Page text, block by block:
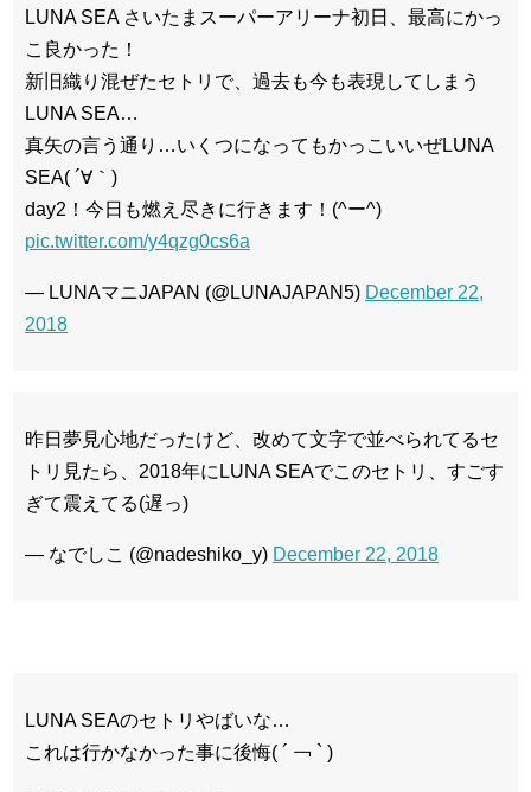
LUNA SEA さいたまスーパーアリーナ初日、最高にかっ
こ良かった！
新旧織り混ぜたセトリで、過去も今も表現してしまう
LUNA SEA…
真矢の言う通り…いくつになってもかっこいいぜLUNA
SEA( ´∀｀)
day2！今日も燃え尽きに行きます！(^ー^)
pic.twitter.com/y4qzg0cs6a
— LUNAマニJAPAN (@LUNAJAPAN5) December 22,
2018
昨日夢見心地だったけど、改めて文字で並べられてるセ
トリ見たら、2018年にLUNA SEAでこのセトリ、すごす
ぎて震えてる(遅っ)
— なでしこ (@nadeshiko_y) December 22, 2018
LUNA SEAのセトリやばいな…
これは行かなかった事に後悔( ´ ￢ ` )